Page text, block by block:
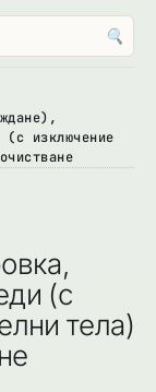
🔍
(с изключение
(с
тела)